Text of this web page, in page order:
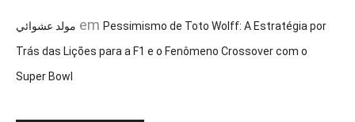
مولد عشوائي em Pessimismo de Toto Wolff: A Estratégia por
Trás das Lições para a F1 e o Fenômeno Crossover com o
Super Bowl